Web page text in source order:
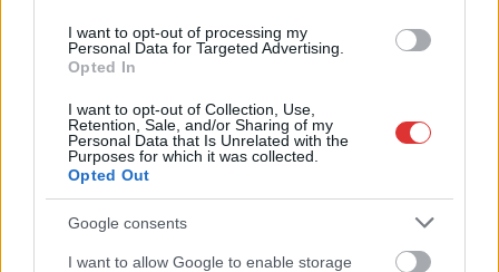
I want to opt-out of processing my
Personal Data for Targeted Advertising.
Opted In
I want to opt-out of Collection, Use,
Retention, Sale, and/or Sharing of my
Personal Data that Is Unrelated with the
Purposes for which it was collected.
Opted Out
Google consents
I want to allow Google to enable storage
munkáltatói jogaikat
Sok volt az igazolatlan hiányzás, Pócs János fizetéslevonást
A Szolnok megyei gazdák nagyon nem akarták a JÉGER
további üzemeltetését
Csendélet 5.0: alig balesetveszélyes lépcső és remek
állapotban levő buszmegálló mutatja, hogy Szolnok mennyire
élhető város